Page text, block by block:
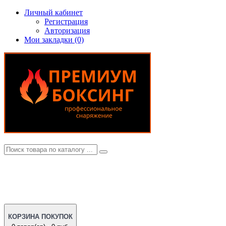
Личный кабинет
Регистрация
Авторизация
Мои закладки (0)
КОРЗИНА ПОКУПОК